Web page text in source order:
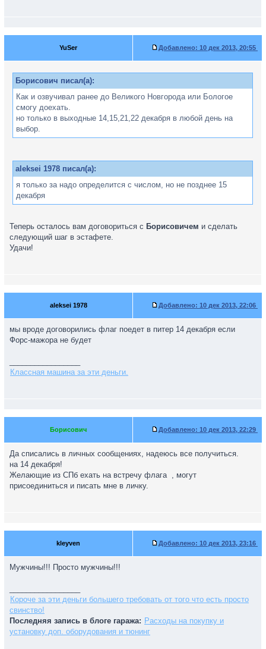
YuSer Добавлено: 10 дек 2013, 20:55
Борисович писал(а):
Как и озвучивал ранее до Великого Новгорода или Бологое
смогу доехать.
но только в выходные 14,15,21,22 декабря в любой день на
выбор.
aleksei 1978 писал(а):
я только за надо определится с числом, но не позднее 15
декабря
Теперь осталось вам договориться с Борисовичем и сделать
следующий шаг в эстафете.
Удачи!
aleksei 1978 Добавлено: 10 дек 2013, 22:06
мы вроде договорились флаг поедет в питер 14 декабря если
Форс-мажора не будет
Классная машина за эти деньги.
Борисович Добавлено: 10 дек 2013, 22:29
Да списались в личных сообщениях, надеюсь все получиться.
на 14 декабря!
Желающие из СПб ехать на встречу флага , могут
присоединиться и писать мне в личку.
kleyven Добавлено: 10 дек 2013, 23:16
Мужчины!!! Просто мужчины!!!
Короче за эти деньги большего требовать от того что есть просто
свинство!
Последняя запись в блоге гаража: Расходы на покупку и
установку доп. оборудования и тюнинг